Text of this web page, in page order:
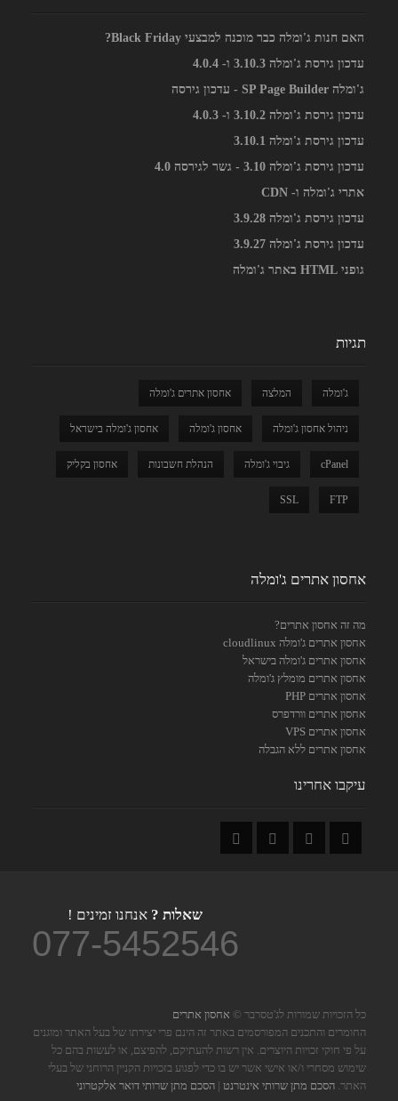
האם חנות ג'ומלה כבר מוכנה למבצעי Black Friday?
עדכון גירסת ג'ומלה 3.10.3 ו- 4.0.4
ג'ומלה SP Page Builder - עדכון גירסה
עדכון גירסת ג'ומלה 3.10.2 ו- 4.0.3
עדכון גירסת ג'ומלה 3.10.1
עדכון גירסת ג'ומלה 3.10 - גשר לגירסה 4.0
אתרי ג'ומלה ו- CDN
עדכון גירסת ג'ומלה 3.9.28
עדכון גירסת ג'ומלה 3.9.27
גופני HTML באתר ג'ומלה
תגיות
ג'ומלה המלצה אחסון אתרים ג'ומלה
ניהול אחסון ג'ומלה אחסון ג'ומלה אחסון ג'ומלה בישראל
cPanel גיבוי ג'ומלה הנהלת חשבונות אחסון בקליק
FTP
SSL
אחסון אתרים ג'ומלה
מה זה אחסון אתרים?
אחסון אתרים ג'ומלה cloudlinux
אחסון אתרים ג'ומלה בישראל
אחסון אתרים מומלץ ג'ומלה
אחסון אתרים PHP
אחסון אתרים וורדפרס
אחסון אתרים VPS
אחסון אתרים ללא הגבלה
עיקבו אחרינו
שאלות ? אנחנו זמינים !
077-5452546
כל הזכויות שמורות לג'טסרבר © אחסון אתרים
החומרים והתכנים המפורסמים באתר זה הינם פרי יצירתו של בעל האתר ומוגנים
על פי חוקי זכויות היוצרים. אין רשות להעתיקם, להפיצם, או לעשות בהם כל
שימוש מסחרי ו/או אישי אשר יש בו כדי לפגוע בזכויות הקניין הרוחני של בעלי
האתר.הסכם מתן שרותי אינטרנט |הסכם מתן שרותי דואר אלקטרוני